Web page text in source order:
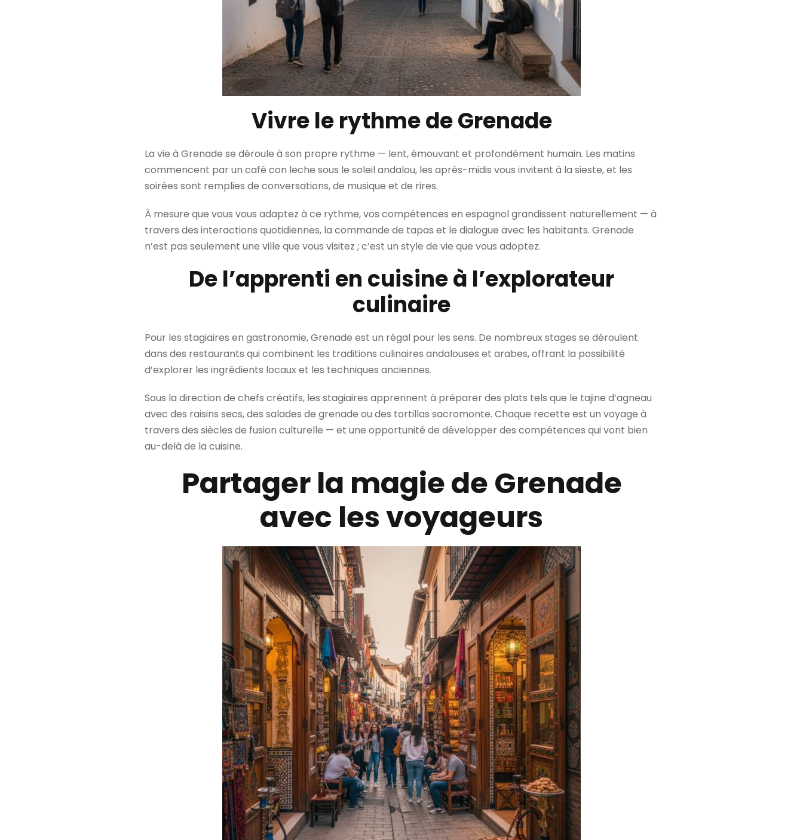
Vivre le rythme de Grenade
La vie à Grenade se déroule à son propre rythme — lent, émouvant et profondément humain. Les matins
commencent par un café con leche sous le soleil andalou, les après-midis vous invitent à la sieste, et les
soirées sont remplies de conversations, de musique et de rires.
À mesure que vous vous adaptez à ce rythme, vos compétences en espagnol grandissent naturellement — à
travers des interactions quotidiennes, la commande de tapas et le dialogue avec les habitants. Grenade
n’est pas seulement une ville que vous visitez ; c’est un style de vie que vous adoptez.
De l’apprenti en cuisine à l’explorateur
culinaire
Pour les stagiaires en gastronomie, Grenade est un régal pour les sens. De nombreux stages se déroulent
dans des restaurants qui combinent les traditions culinaires andalouses et arabes, offrant la possibilité
d’explorer les ingrédients locaux et les techniques anciennes.
Sous la direction de chefs créatifs, les stagiaires apprennent à préparer des plats tels que le tajine d’agneau
avec des raisins secs, des salades de grenade ou des tortillas sacromonte. Chaque recette est un voyage à
travers des siècles de fusion culturelle — et une opportunité de développer des compétences qui vont bien
au-delà de la cuisine.
Partager la magie de Grenade
avec les voyageurs